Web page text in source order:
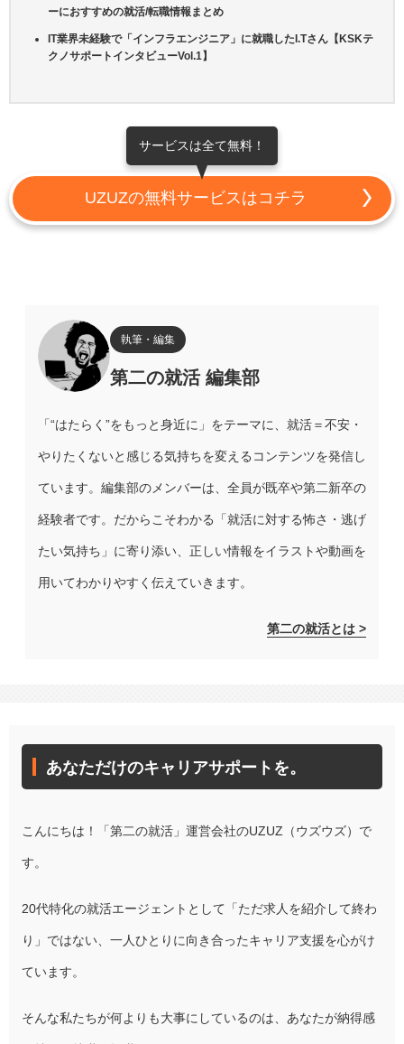
ーにおすすめの就活/転職情報まとめ
IT業界未経験で「インフラエンジニア」に就職したI.Tさん【KSKテ
クノサポートインタビューVol.1】
サービスは全て無料！
UZUZの無料サービスはコチラ
執筆・編集
第二の就活 編集部
「“はたらく”をもっと身近に」をテーマに、就活＝不安・
やりたくないと感じる気持ちを変えるコンテンツを発信し
ています。編集部のメンバーは、全員が既卒や第二新卒の
経験者です。だからこそわかる「就活に対する怖さ・逃げ
たい気持ち」に寄り添い、正しい情報をイラストや動画を
用いてわかりやすく伝えていきます。
第二の就活とは >
あなただけのキャリアサポートを。
こんにちは！「第二の就活」運営会社のUZUZ（ウズウズ）で
す。
20代特化の就活エージェントとして「ただ求人を紹介して終わ
り」ではない、一人ひとりに向き合ったキャリア支援を心がけ
ています。
そんな私たちが何よりも大事にしているのは、あなたが納得感